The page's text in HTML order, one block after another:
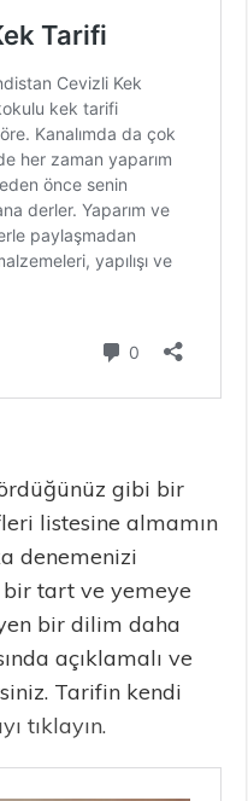
gibi bir
listesine almamın
denemenizi
bir tart ve yemeye
bir dilim daha
açıklamalı ve
Tarifin kendi
tıklayın.